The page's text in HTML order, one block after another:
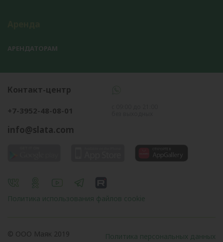
АРЕНДАТОРАМ
Контакт-центр
+7-3952-48-08-01
info@slata.com
Политика использования файлов cookie
© OOO Маяк 2019 Политика персональных данных